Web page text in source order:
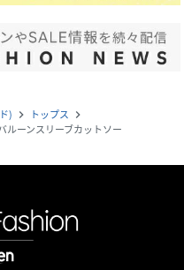
) navigate_next トップス navigate_next
ルーンスリーブカットソー